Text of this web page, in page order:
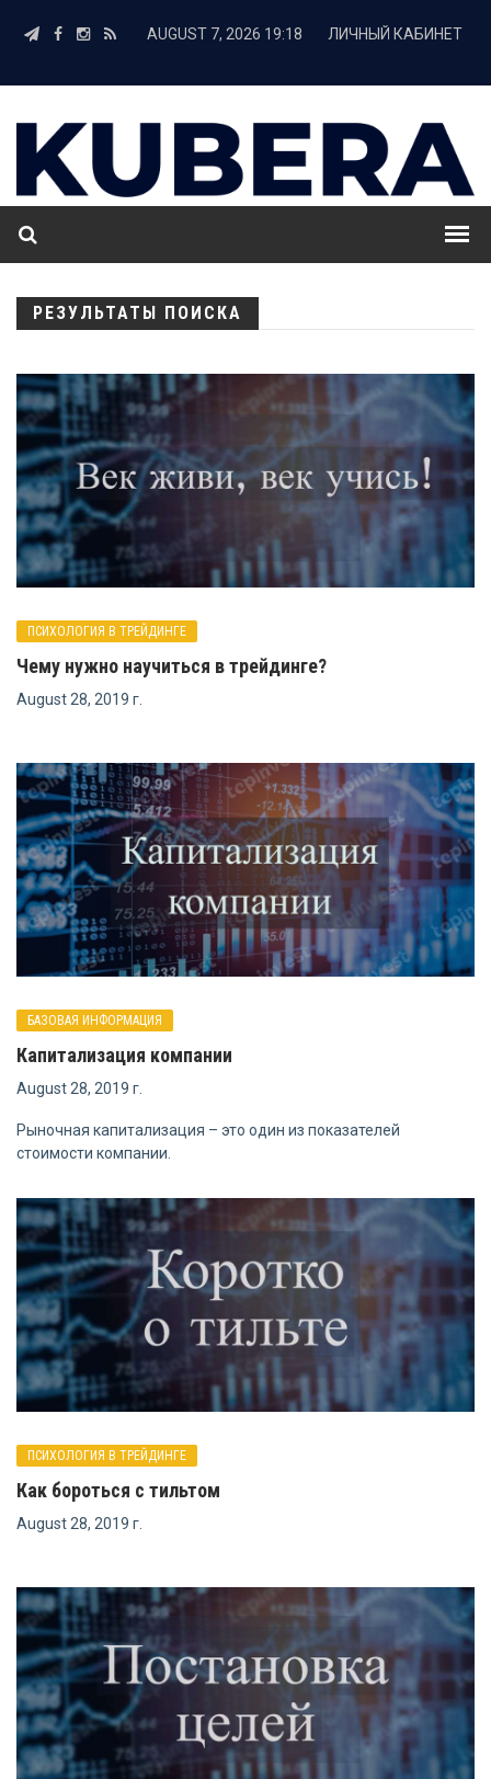
AUGUST 7, 2026 19:18 ЛИЧНЫЙ КАБИНЕТ
РЕЗУЛЬТАТЫ ПОИСКА
ПСИХОЛОГИЯ В ТРЕЙДИНГЕ
Чему нужно научиться в трейдинге?
August 28, 2019 г.
БАЗОВАЯ ИНФОРМАЦИЯ
Капитализация компании
August 28, 2019 г.
Рыночная капитализация – это один из показателей
стоимости компании.
ПСИХОЛОГИЯ В ТРЕЙДИНГЕ
Как бороться с тильтом
August 28, 2019 г.